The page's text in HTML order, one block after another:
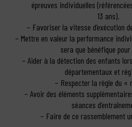
épreuves individuelles
13 ans).
– Favoriser la vitesse d’exécution
– Mettre en valeur la performance
sera que bénéfique pour
– Aider à la détection des enfants
départementaux et
– Respecter la règle du «
– Avoir des éléments
séances
– Faire de ce rassemblement